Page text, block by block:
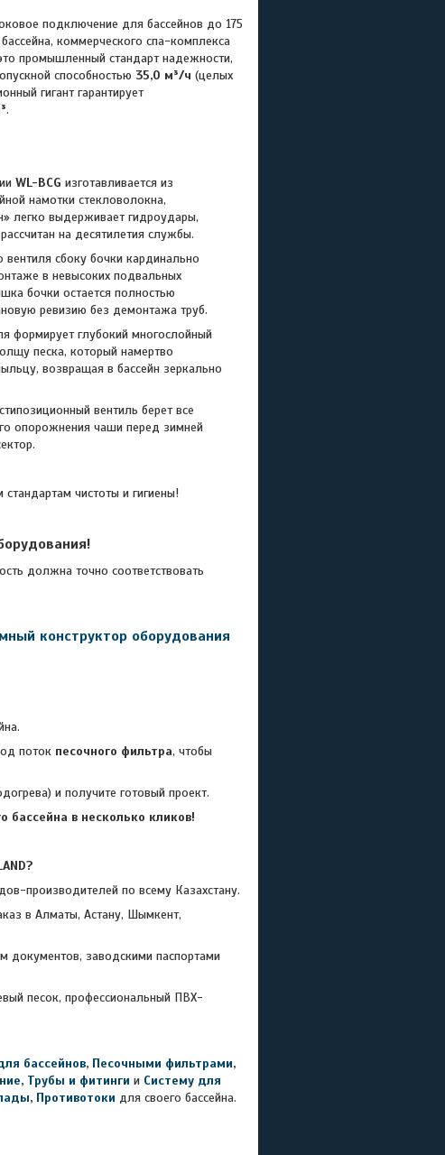
подключение для бассейнов до 175
коммерческого спа-комплекса
промышленный стандарт надежности,
способностью 35,0 м³/ч (целых
гигант гарантирует
.
WL-BCG изготавливается из
намотки стекловолокна,
легко выдерживает гидроудары,
на десятилетия службы.
сбоку бочки кардинально
в невысоких подвальных
бочки остается полностью
ревизию без демонтажа труб.
формирует глубокий многослойный
песка, который намертво
возвращая в бассейн зеркально
вентиль берет все
опорожнения чаши перед зимней
чистоты и гигиены!
должна точно соответствовать
конструктор оборудования
поток песочного фильтра, чтобы
и получите готовый проект.
бассейна в несколько кликов!
производителей по всему Казахстану.
в Алматы, Астану, Шымкент,
документов, заводскими паспортами
песок, профессиональный ПВХ-
бассейнов, Песочными фильтрами,
, Трубы и фитинги и Систему для
, Противотоки для своего бассейна.